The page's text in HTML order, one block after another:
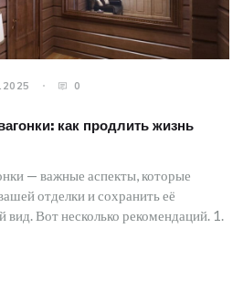
0
как продлить жизнь
— важные аспекты, которые
отделки и сохранить её
Вот несколько рекомендаций. 1.